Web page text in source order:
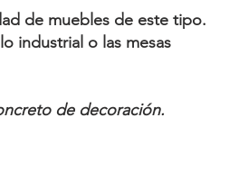
de muebles de este tipo.
industrial o las mesas
de decoración.